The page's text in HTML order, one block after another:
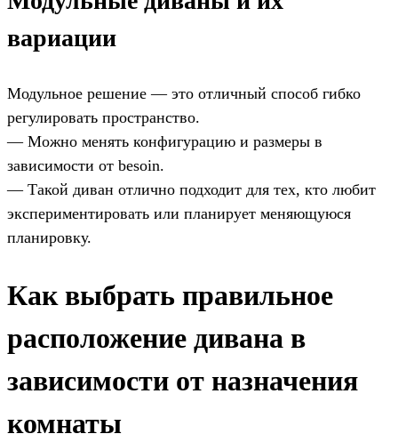
вариации
Модульное решение — это отличный способ гибко
регулировать пространство.
— Можно менять конфигурацию и размеры в
зависимости от besoin.
— Такой диван отлично подходит для тех, кто любит
экспериментировать или планирует меняющуюся
планировку.
Как выбрать правильное
расположение дивана в
зависимости от назначения
комнаты